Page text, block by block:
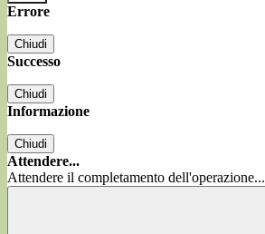
Errore
Chiudi
Successo
Chiudi
Informazione
Chiudi
Attendere...
Attendere il completamento dell'operazione...